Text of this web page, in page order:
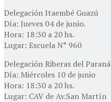
Delegación Itaembé Guazú
Día: Jueves 04 de junio.
Hora: 18:30 a 20 hs.
Lugar: Escuela N° 960
Delegación Riberas del Paraná
Día: Miércoles 10 de junio
Hora: 18:30 a 20 hs.
Lugar: CAV de Av.San Martín